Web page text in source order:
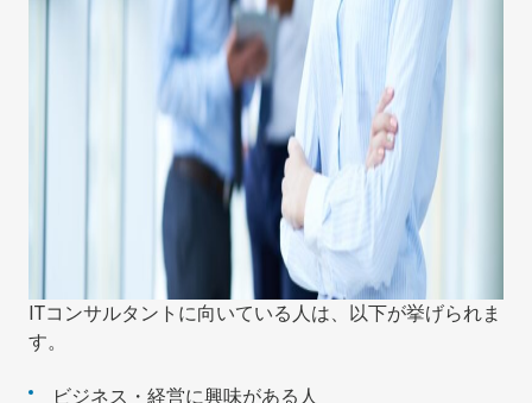
ITコンサルタントに向いている人は、以下が挙げられま
す。
ビジネス・経営に興味がある人